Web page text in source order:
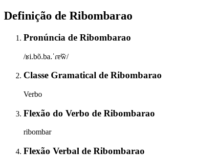
Definição de Ribombarao
Pronúncia de Ribombarao
/ʁi.bõ.ba.ˈɾɐ̃w̃/
Classe Gramatical de Ribombarao
Verbo
Flexão do Verbo de Ribombarao
ribombar
Flexão Verbal de Ribombarao